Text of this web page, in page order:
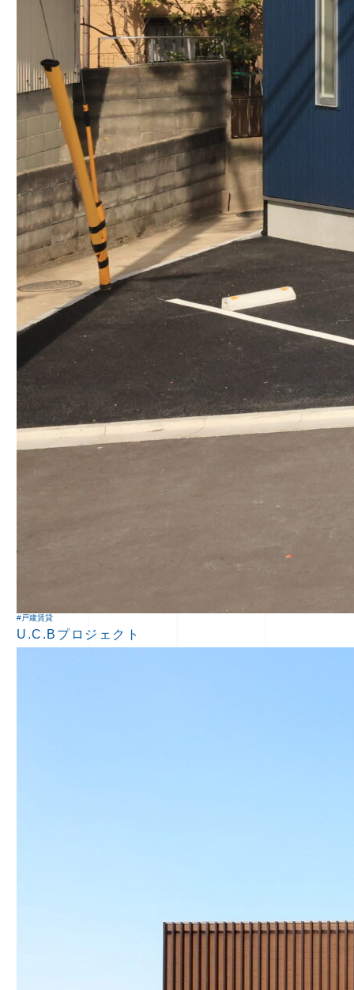
#戸建賃貸
U.C.Bプロジェクト